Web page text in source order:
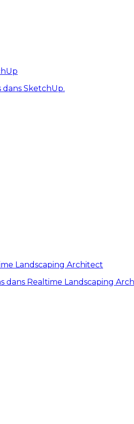
SketchUp.
Landscaping Architect
Realtime Landscaping